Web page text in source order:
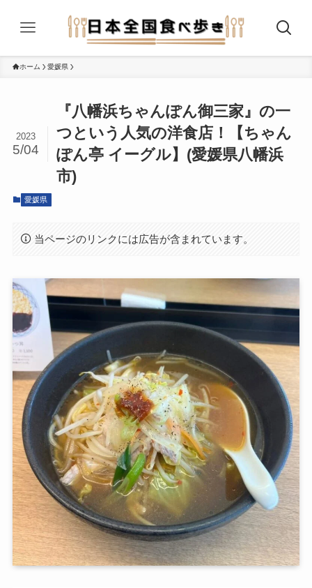
ホーム 愛媛県
『八幡浜ちゃんぽん御三家』の一
つという人気の洋食店！【ちゃん
ぽん亭 イーグル】(愛媛県八幡浜
市)
2023
5/04
愛媛県
当ページのリンクには広告が含まれています。